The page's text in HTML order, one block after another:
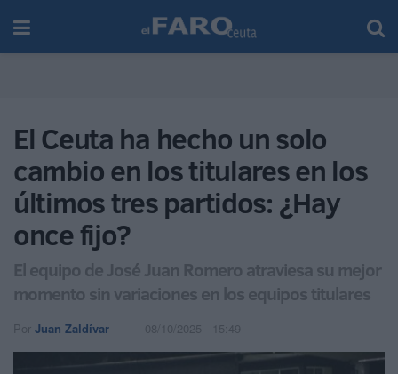
El Ceuta ha hecho un solo
cambio en los titulares en los
últimos tres partidos: ¿Hay
once fijo?
El equipo de José Juan Romero atraviesa su mejor
momento sin variaciones en los equipos titulares
Por Juan Zaldívar 08/10/2025 - 15:49